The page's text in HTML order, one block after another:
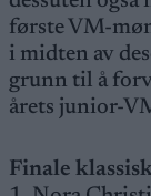
første VM-
i midten av
grunn til å
årets junior-
Finale